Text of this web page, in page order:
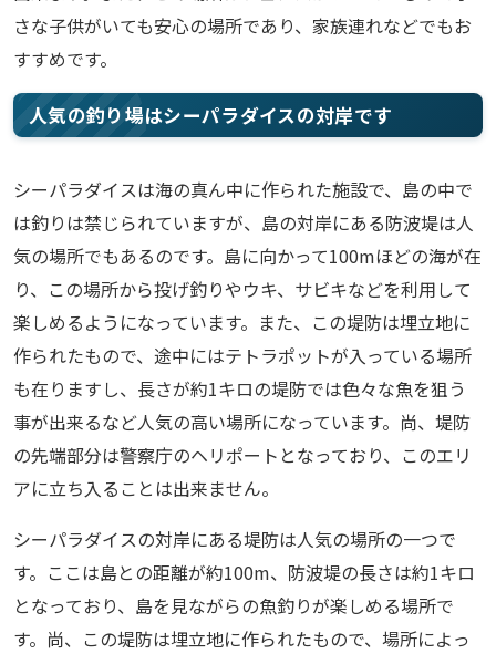
さな子供がいても安心の場所であり、家族連れなどでもお
すすめです。
人気の釣り場はシーパラダイスの対岸です
シーパラダイスは海の真ん中に作られた施設で、島の中で
は釣りは禁じられていますが、島の対岸にある防波堤は人
気の場所でもあるのです。島に向かって100mほどの海が在
り、この場所から投げ釣りやウキ、サビキなどを利用して
楽しめるようになっています。また、この堤防は埋立地に
作られたもので、途中にはテトラポットが入っている場所
も在りますし、長さが約1キロの堤防では色々な魚を狙う
事が出来るなど人気の高い場所になっています。尚、堤防
の先端部分は警察庁のヘリポートとなっており、このエリ
アに立ち入ることは出来ません。
シーパラダイスの対岸にある堤防は人気の場所の一つで
す。ここは島との距離が約100m、防波堤の長さは約1キロ
となっており、島を見ながらの魚釣りが楽しめる場所で
す。尚、この堤防は埋立地に作られたもので、場所によっ